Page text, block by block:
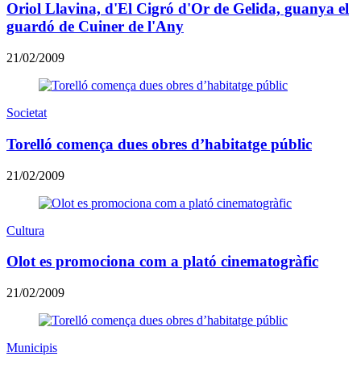
Oriol Llavina, d'El Cigró d'Or de Gelida, guanya el
guardó de Cuiner de l'Any
21/02/2009
Societat
Torelló comença dues obres d’habitatge públic
21/02/2009
Cultura
Olot es promociona com a plató cinematogràfic
21/02/2009
Municipis